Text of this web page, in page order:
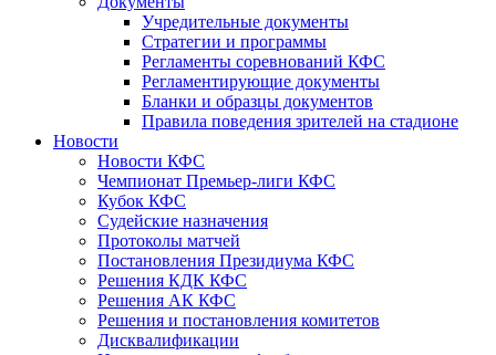
Учредительные документы
Стратегии и программы
Регламенты соревнований КФС
Регламентирующие документы
Бланки и образцы документов
Правила поведения зрителей на стадионе
Новости
Новости КФС
Чемпионат Премьер-лиги КФС
Кубок КФС
Судейские назначения
Протоколы матчей
Постановления Президиума КФС
Решения КДК КФС
Решения АК КФС
Решения и постановления комитетов
Дисквалификации